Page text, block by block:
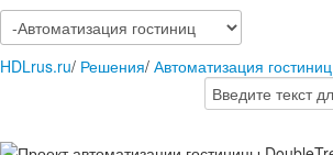
HDLrus.ru/ Решения/ Автоматизация гостиниц